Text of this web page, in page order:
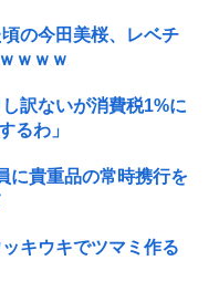
の今田美桜、レベチ
ｗｗｗ
訳ないが消費税1%に
るわ」
に貴重品の常時携行を
キウキでツマミ作る